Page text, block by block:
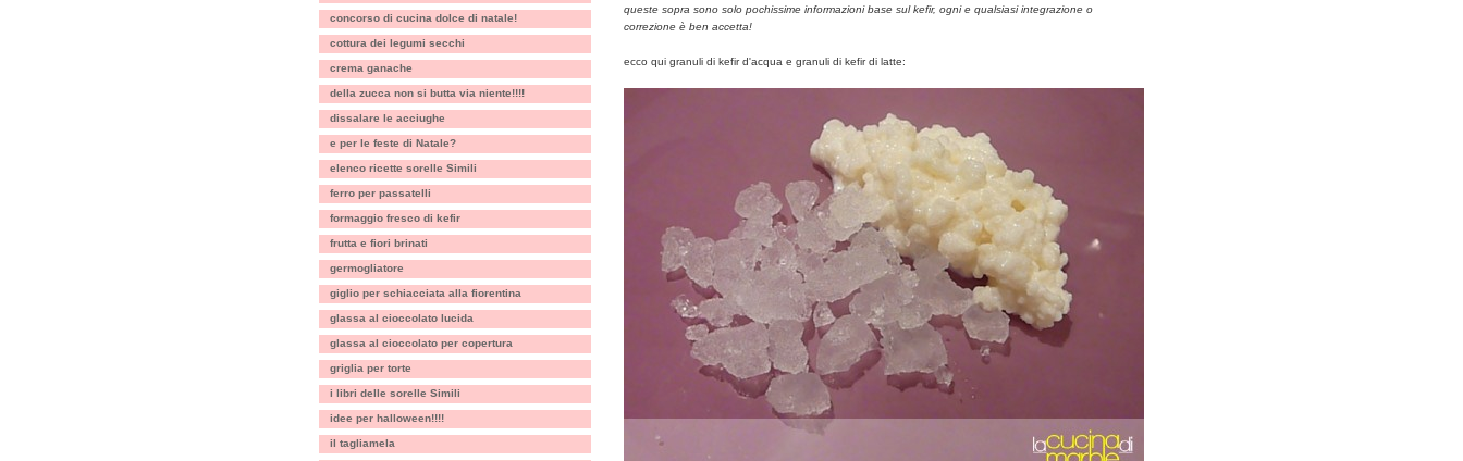
concorso di cucina dolce di natale!
cottura dei legumi secchi
crema ganache
della zucca non si butta via niente!!!!
dissalare le acciughe
e per le feste di Natale?
elenco ricette sorelle Simili
ferro per passatelli
formaggio fresco di kefir
frutta e fiori brinati
germogliatore
giglio per schiacciata alla fiorentina
glassa al cioccolato lucida
glassa al cioccolato per copertura
griglia per torte
i libri delle sorelle Simili
idee per halloween!!!!
il tagliamela
queste sopra sono solo pochissime informazioni base sul kefir, ogni e qualsiasi integrazione o
correzione è ben accetta!
ecco qui granuli di kefir d'acqua e granuli di kefir di latte: